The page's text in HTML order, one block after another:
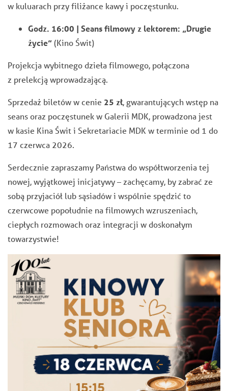
w kuluarach przy filiżance kawy i poczęstunku.
Godz. 16:00 | Seans filmowy z lektorem: „Drugie
życie”(Kino Świt)
Projekcja wybitnego dzieła filmowego, połączona
z prelekcją wprowadzającą.
Sprzedaż biletów w cenie 25 zł, gwarantujących wstęp na
seans oraz poczęstunek w Galerii MDK, prowadzona jest
w kasie Kina Świt i Sekretariacie MDK w terminie od 1 do
17 czerwca 2026.
Serdecznie zapraszamy Państwa do współtworzenia tej
nowej, wyjątkowej inicjatywy – zachęcamy, by zabrać ze
sobą przyjaciół lub sąsiadów i wspólnie spędzić to
czerwcowe popołudnie na filmowych wzruszeniach,
ciepłych rozmowach oraz integracji w doskonałym
towarzystwie!